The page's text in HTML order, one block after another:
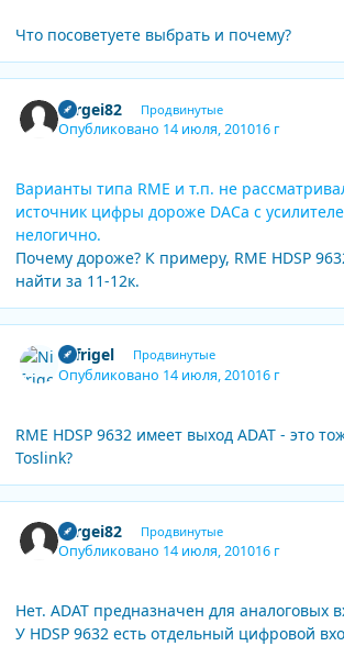
Что посоветуете выбрать и почему?
cergei82 Продвинутые
Опубликовано 14 июля, 201016 г
Варианты типа RME и т.п. не
источник цифры дороже DACa c
нелогично.
Почему дороже? К примеру, RME HDSP
найти за 11-12к.
Nifrigel Продвинутые
Опубликовано 14 июля, 201016 г
RME HDSP 9632 имеет выход ADAT - это
Toslink?
cergei82 Продвинутые
Опубликовано 14 июля, 201016 г
Нет. ADAT предназначен для аналоговых
У HDSP 9632 есть отдельный цифровой